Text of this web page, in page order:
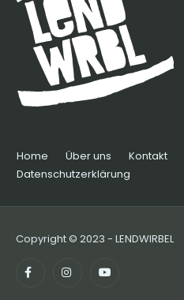
Home Über uns Kontakt
Datenschutzerklärung
Copyright © 2023 - LENDWIRBEL